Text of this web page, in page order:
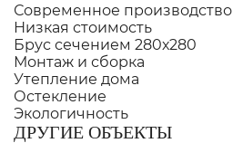
Современное производство
Низкая стоимость
Брус сечением 280х280
Монтаж и сборка
Утепление дома
Остекление
Экологичность
ДРУГИЕ ОБЪЕКТЫ